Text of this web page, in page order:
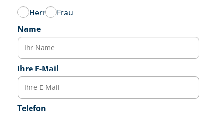
Herr
Frau
Name
Ihre E-Mail
Telefon